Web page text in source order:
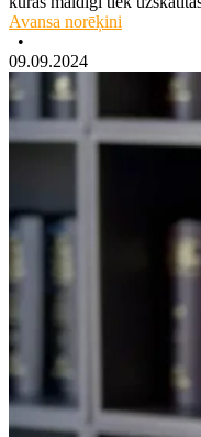
Avansa norēķini
•
09.09.2024